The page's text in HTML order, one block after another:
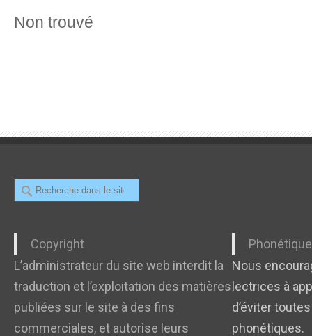
Non trouvé
Recherche
Copyright
L’administrateur du site web interdit la
traduction et l’exploitation des matières
publiées sur le site à des fins
commerciales, et autorise leurs
Phonétique
Nous
lectrices à
d’éviter
phonétiques.